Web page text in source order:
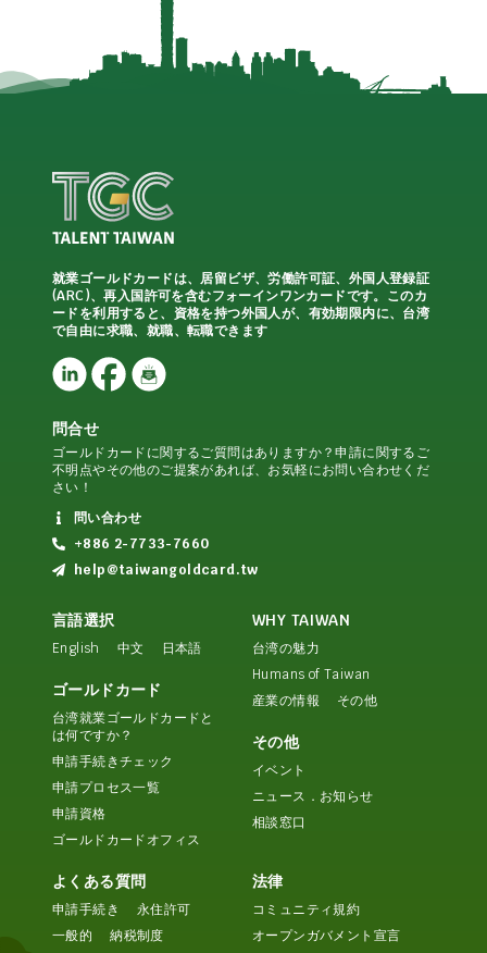
就業ゴールドカードは、居留ビザ、労働許可証、外国人登録証
(ARC)、再入国許可を含むフォーインワンカードです。このカ
ードを利用すると、資格を持つ外国人が、有効期限内に、台湾
で自由に求職、就職、転職できます
問合せ
ゴールドカードに関するご質問はありますか？申請に関するご
不明点やその他のご提案があれば、お気軽にお問い合わせくだ
さい！
問い合わせ
+886 2-7733-7660
help@taiwangoldcard.tw
言語選択
English 中文 日本語
ゴールドカード
台湾就業ゴールドカードと
は何ですか？
申請手続きチェック
申請プロセス一覧
申請資格
ゴールドカードオフィス
WHY TAIWAN
台湾の魅力
Humans of Taiwan
産業の情報
その他
その他
イベント
ニュース．お知らせ
相談窓口
よくある質問
申請手続き
永住許可
一般的
納税制度
法律
コミュニティ規約
オープンガバメント宣言